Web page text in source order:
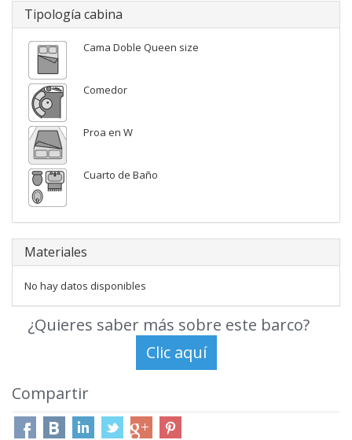
Tipología cabina
Cama Doble Queen size
Comedor
Proa en W
Cuarto de Baño
Materiales
No hay datos disponibles
¿Quieres saber más sobre este barco?
Compartir